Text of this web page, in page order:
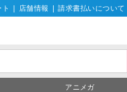
店舗情報 請求書払いについて
アニメガ